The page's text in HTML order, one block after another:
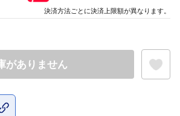
がありません
決済方法ごとに決済上限額が異なります。